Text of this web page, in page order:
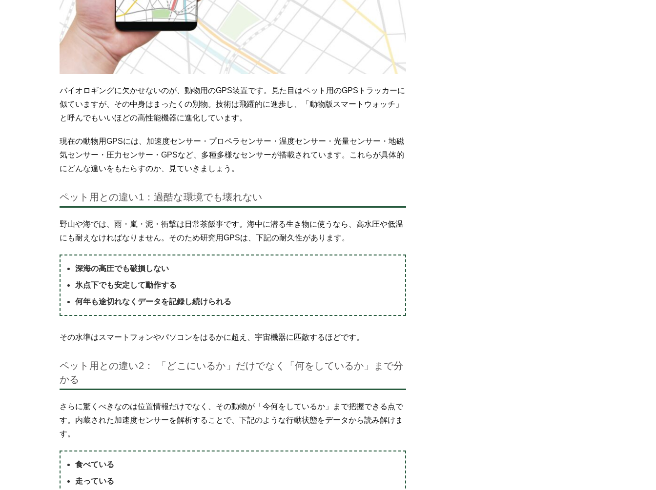
バイオロギングに欠かせないのが、動物用のGPS装置です。見た目はペット用のGPSトラッカーに
似ていますが、その中身はまったくの別物。技術は飛躍的に進歩し、「動物版スマートウォッチ」
と呼んでもいいほどの高性能機器に進化しています。
現在の動物用GPSには、加速度センサー・プロペラセンサー・温度センサー・光量センサー・地磁
気センサー・圧力センサー・GPSなど、多種多様なセンサーが搭載されています。これらが具体的
にどんな違いをもたらすのか、見ていきましょう。
ペット用との違い1：過酷な環境でも壊れない
野山や海では、雨・嵐・泥・衝撃は日常茶飯事です。海中に潜る生き物に使うなら、高水圧や低温
にも耐えなければなりません。そのため研究用GPSは、下記の耐久性があります。
深海の高圧でも破損しない
氷点下でも安定して動作する
何年も途切れなくデータを記録し続けられる
その水準はスマートフォンやパソコンをはるかに超え、宇宙機器に匹敵するほどです。
ペット用との違い2： 「どこにいるか」だけでなく「何をしているか」まで分
かる
さらに驚くべきなのは位置情報だけでなく、その動物が「今何をしているか」まで把握できる点で
す。内蔵された加速度センサーを解析することで、下記のような行動状態をデータから読み解けま
す。
食べている
走っている